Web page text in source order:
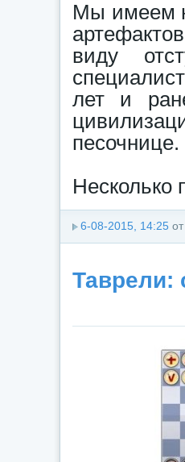
Мы имеем
виду
лет и
песочнице.
Несколько
6-08-2015, 14:25
Таврели: